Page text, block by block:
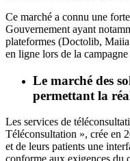
Ce marché a connu une
Gouvernement ayant
plateformes (Doctolib,
en ligne lors de la
Le marché des
permettant la
Les services de
Téléconsultation », crée en
et de leurs patients une